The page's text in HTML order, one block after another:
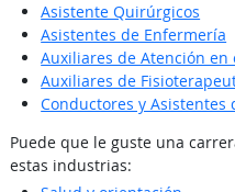
Asistente Quirúrgicos
Asistentes de Enfermería
Auxiliares de Atención en
Auxiliares de
Conductores y Asistentes
Puede que le guste una
estas industrias: